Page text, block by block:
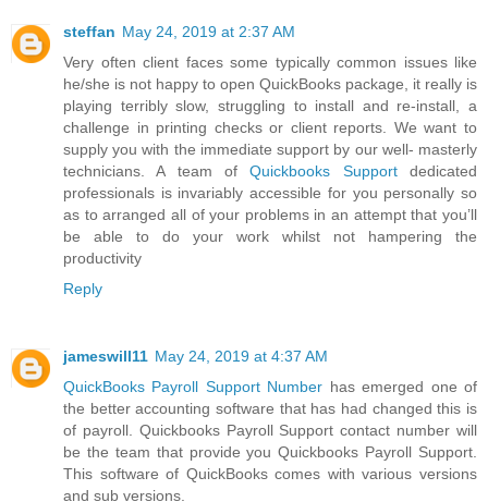
steffan May 24, 2019 at 2:37 AM
Very often client faces some typically common issues like
he/she is not happy to open QuickBooks package, it really is
playing terribly slow, struggling to install and re-install, a
challenge in printing checks or client reports. We want to
supply you with the immediate support by our well- masterly
technicians. A team ofQuickbooks Supportdedicated
professionals is invariably accessible for you personally so
as to arranged all of your problems in an attempt that you’ll
be able to do your work whilst not hampering the
productivity
Reply
jameswill11 May 24, 2019 at 4:37 AM
QuickBooks Payroll Support Number has emerged one of
the better accounting software that has had changed this is
of payroll. Quickbooks Payroll Support contact number will
be the team that provide you Quickbooks Payroll Support.
This software of QuickBooks comes with various versions
and sub versions.